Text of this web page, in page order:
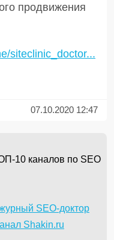
продвижения
siteclinic_doctor...
07.10.2020 12:47
SEO-доктор
Shakin.ru